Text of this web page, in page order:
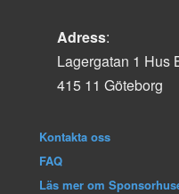
Adress:
Lagergatan 1 Hus
415 11 Göteborg
Kontakta oss
FAQ
Läs mer om